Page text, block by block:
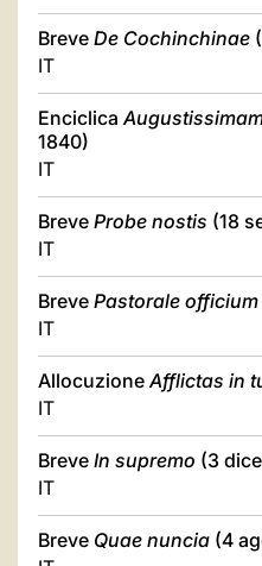
Breve De Cochinchinae
IT
Enciclica
1840)
IT
Breve Probe nostis (18
IT
Breve Pastorale officium
IT
AllocuzioneAfflictas in
IT
Breve In supremo (3
IT
Breve Quae nuncia (4